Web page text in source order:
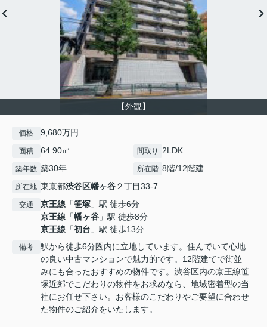
【外観】
価格 9,680万円
面積 64.90㎡ 間取り 2LDK
築年数 築30年 所在階 8階/12階建
所在地 東京都渋谷区幡ヶ谷２丁目33-7
交通 京王線 「笹塚 」駅 徒歩6分
京王線 「幡ヶ谷 」駅 徒歩8分
京王線 「初台 」駅 徒歩13分
備考
駅から徒歩6分圏内に立地しています。住んでいて心地
の良い中古マンションで魅力的です。12階建てで街並
みにも合ったおすすめの物件です。渋谷区内の京王線笹
塚近郊でこだわりの物件をお求めなら、地域密着型の当
社にお任せ下さい。お客様のこだわりやご要望に合わせ
た物件のご紹介をいたします。